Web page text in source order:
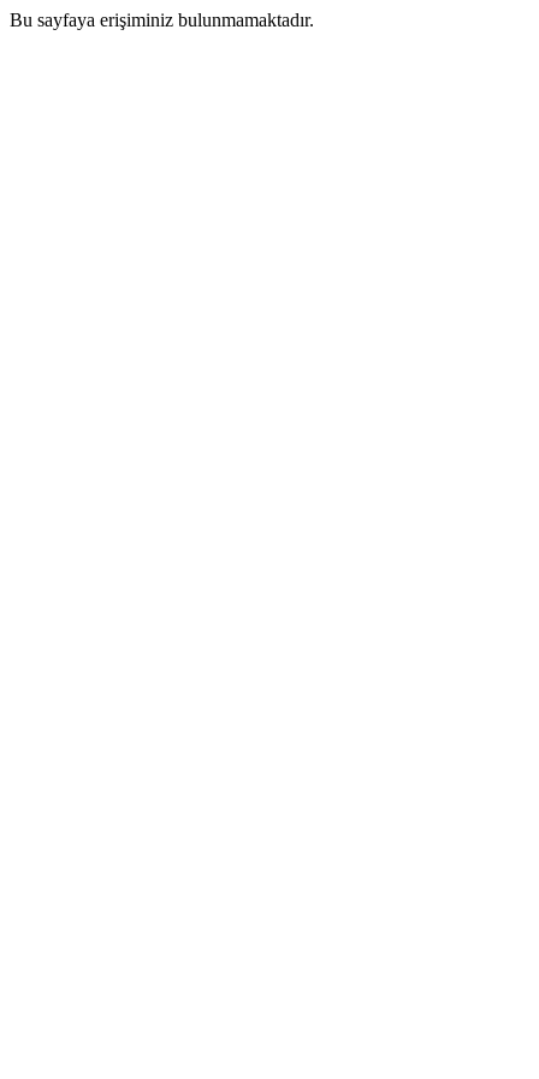
Bu sayfaya erişiminiz bulunmamaktadır.